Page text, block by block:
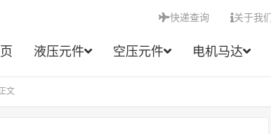
液压元件 空压元件 电机马达
快递查询 关于我们
文